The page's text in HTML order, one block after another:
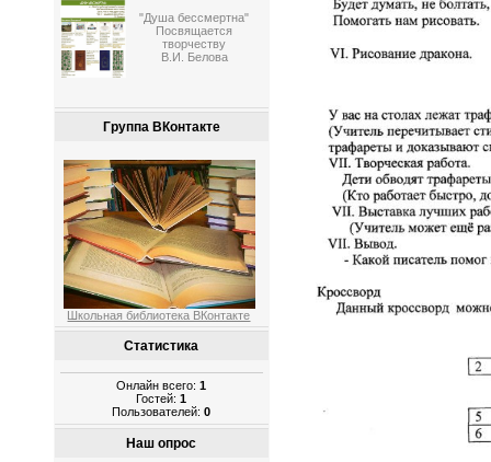
"Душа бессмертна"
Посвящается
творчеству
В.И. Белова
Группа ВКонтакте
Школьная библиотека ВКонтакте
Статистика
Онлайн всего:1
Гостей:1
Пользователей:0
Наш опрос